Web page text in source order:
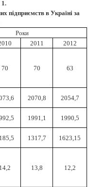
1.
підприємств в Україні за
Роки
2011
2012
70 70 63
2070,8 2054,7
1991,1 1990,5
1317,7 1623,15
14,2 13,8 12,2